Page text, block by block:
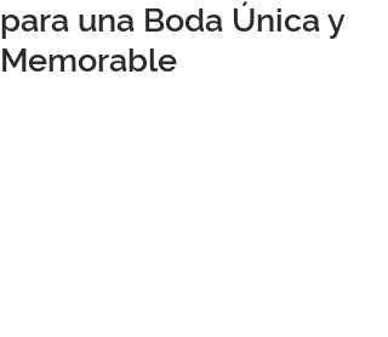
para una Boda Única y
Memorable